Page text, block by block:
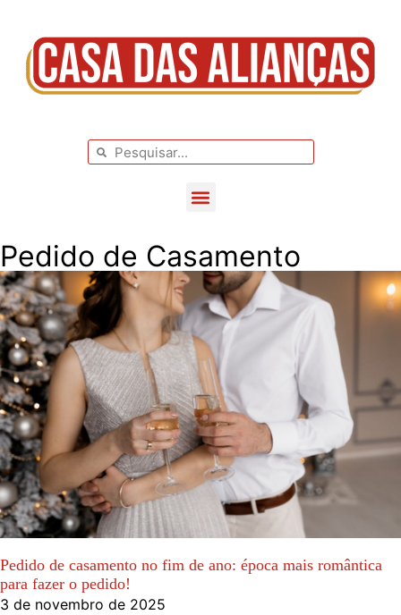
Pedido de Casamento
Pedido de casamento no fim de ano: época mais romântica
para fazer o pedido!
3 de novembro de 2025